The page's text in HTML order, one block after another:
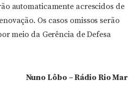
automaticamente acrescidos de
Os casos omissos serão
meio da Gerência de Defesa
Nuno Lôbo – Rádio Rio Mar